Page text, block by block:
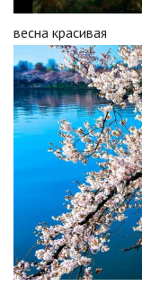
весна красивая